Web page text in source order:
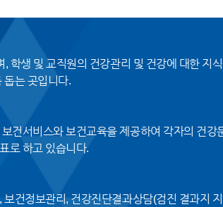
, 학생 및 교직원의 건강관리 및 건강에 대한 지
돕는 곳입니다.
건서비스와 보건교육을 제공하여 각자의 건
로 하고 있습니다.
보건정보관리, 건강진단결과상담(검진 결과지